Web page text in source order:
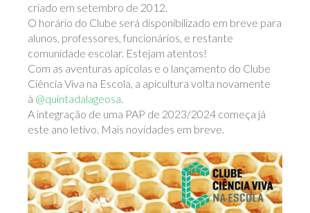
criado em setembro de 2012.
O horário do Clube será disponibilizado em breve para
alunos, professores, funcionários, e restante
comunidade escolar. Estejam atentos!
Com as aventuras apícolas e o lançamento do Clube
Ciência Viva na Escola, a apicultura volta novamente
à @quintadalageosa.
A integração de uma PAP de 2023/2024 começa já
este ano letivo. Mais novidades em breve.